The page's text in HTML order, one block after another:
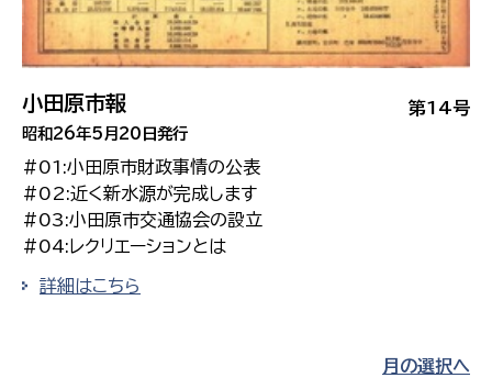
第14号
小田原市報
昭和26年5月20日発行
#01:小田原市財政事情の公表
#02:近く新水源が完成します
#03:小田原市交通協会の設立
#04:レクリエーションとは
詳細はこちら
月の選択へ